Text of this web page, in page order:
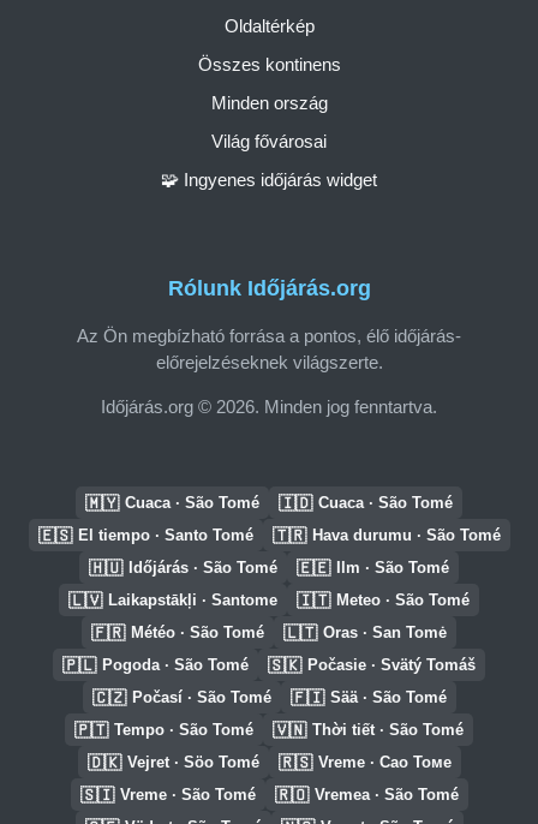
Rólunk Időjárás.org
Az Ön megbízható forrása a pontos, élő időjárás-
előrejelzéseknek világszerte.
Időjárás.org © 2026. Minden jog fenntartva.
Oldaltérkép
Összes kontinens
Minden ország
Világ fővárosai
🧩 Ingyenes időjárás widget
🇲🇾 Cuaca · São Tomé 🇮🇩 Cuaca · São Tomé
🇪🇸 El tiempo · Santo Tomé 🇹🇷 Hava durumu · São Tomé
🇭🇺 Időjárás · São Tomé 🇪🇪 Ilm · São Tomé
🇱🇻 Laikapstākļi · Santome 🇮🇹 Meteo · São Tomé
🇫🇷 Météo · São Tomé 🇱🇹 Oras · San Tomė
🇵🇱 Pogoda · São Tomé 🇸🇰 Počasie · Svätý Tomáš
🇨🇿 Počasí · São Tomé 🇫🇮 Sää · São Tomé
🇵🇹 Tempo · São Tomé 🇻🇳 Thời tiết · São Tomé
🇩🇰 Vejret · Söo Tomé 🇷🇸 Vreme · Сао Томе
🇸🇮 Vreme · São Tomé 🇷🇴 Vremea · São Tomé